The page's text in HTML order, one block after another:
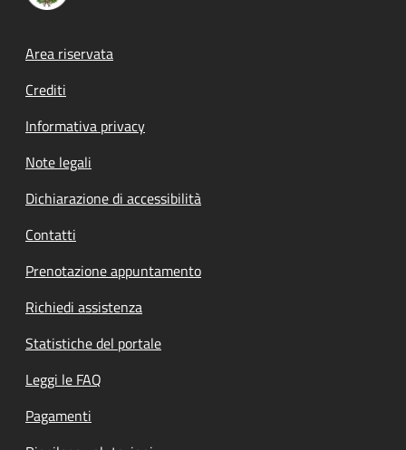
Footer menu
Area riservata
Crediti
Informativa privacy
Note legali
Dichiarazione di accessibilità
Contatti
Prenotazione appuntamento
Richiedi assistenza
Statistiche del portale
Leggi le FAQ
Pagamenti